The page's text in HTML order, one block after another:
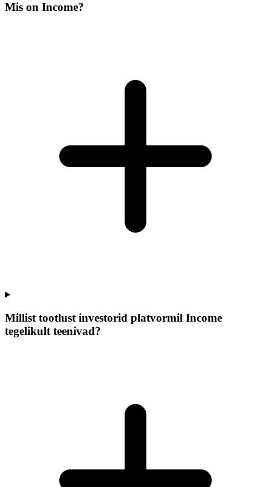
Mis on Income?
Millist tootlust investorid platvormil Income
tegelikult teenivad?